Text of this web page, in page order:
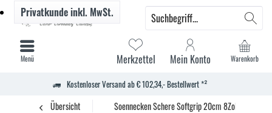
Kostenloser Versand ab € 102,34,- Bestellwert *²
Warenkorb
Merkzettel Mein Konto
Privatkundeinkl. MwSt.
Menü
Übersicht Soennecken Schere Softgrip 20cm 8Zoll